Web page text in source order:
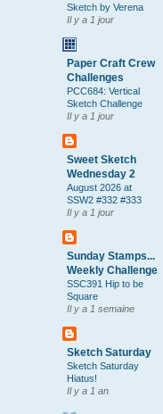
Sketch by Verena
Il y a 1 jour
Paper Craft Crew
Challenges
PCC684: Vertical
Sketch Challenge
Il y a 1 jour
Sweet Sketch
Wednesday 2
August 2026 at
SSW2 #332 #333
Il y a 1 jour
Sunday Stamps...
Weekly Challenge
SSC391 Hip to be
Square
Il y a 1 semaine
Sketch Saturday
Sketch Saturday
Hiatus!
Il y a 1 an